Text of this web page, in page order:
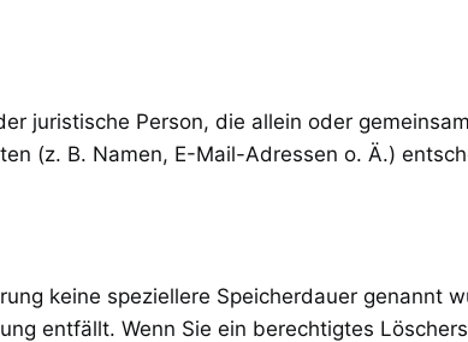
juristische Person, die allein oder
(z. B. Namen, E-Mail-Adressen o. Ä.)
keine speziellere Speicherdauer genannt
entfällt. Wenn Sie ein berechtigtes